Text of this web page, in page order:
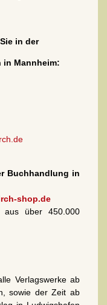
in der
in Mannheim:
Buchhandlung in
shop.de
aus über 450.000
Verlagswerke ab
sowie der Zeit ab